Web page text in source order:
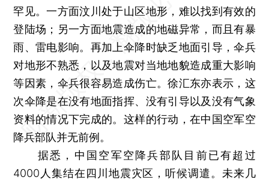
罕见。一方面汶川处于山区地形，难以找到有效的
登陆场；另一方面地震造成的地磁异常，而且有暴
雨、雷电影响。再加上伞降时缺乏地面引导，伞兵
对地形不熟悉，以及地震对当地地貌造成重大影响
等因素，伞兵很容易造成伤亡。徐汇东亦表示，这
次伞降是在没有地面指挥、没有引导以及没有气象
资料的情况下完成的。这样的行动，在中国空军空
降兵部队并无前例。
据悉，中国空军空降兵部队目前已有超过
4000人集结在四川地震灾区，听候调遣。未来几